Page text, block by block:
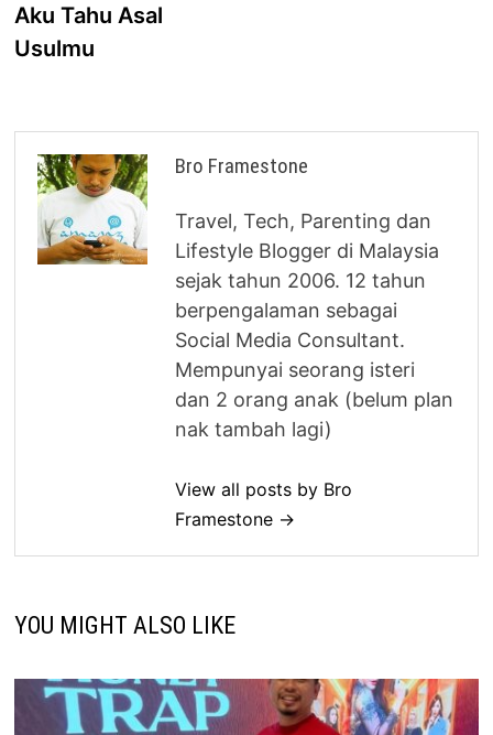
Aku Tahu Asal
Usulmu
Bro Framestone
Travel, Tech, Parenting dan
Lifestyle Blogger di Malaysia
sejak tahun 2006. 12 tahun
berpengalaman sebagai
Social Media Consultant.
Mempunyai seorang isteri
dan 2 orang anak (belum plan
nak tambah lagi)
View all posts by Bro
Framestone →
YOU MIGHT ALSO LIKE